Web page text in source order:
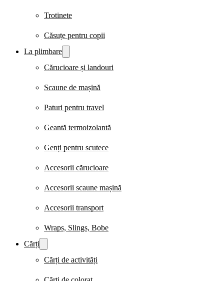
Trotinete
Căsuțe pentru copii
La plimbare
Cărucioare și landouri
Scaune de mașină
Paturi pentru travel
Geantă termoizolantă
Genți pentru scutece
Accesorii cărucioare
Accesorii scaune mașină
Accesorii transport
Wraps, Slings, Bobe
Cărți
Cărți de activități